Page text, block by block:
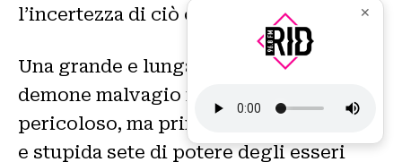
l’incertezza di ciò che potrà accadere.
Una grande e lunga battaglia dove il
demone malvagio non e’ il nemico più
pericoloso, ma prima viene anzi l’avida
e stupida sete di potere degli esseri
✕